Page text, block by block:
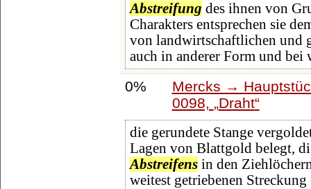
Abstreifung des ihnen von
Charakters entsprechen sie
von landwirtschaftlichen und
auch in anderer Form und bei
0%
Mercks →
0098,
Draht
die gerundete Stange
Lagen von Blattgold belegt,
Abstreifensin den
weitest getriebenen Streckung